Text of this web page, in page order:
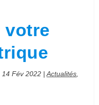
votre
14 Fév 2022 |Actualités